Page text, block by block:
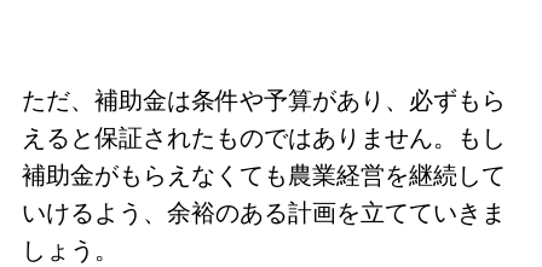
ただ、補助金は条件や予算があり、必ずもら
えると保証されたものではありません。もし
補助金がもらえなくても農業経営を継続して
いけるよう、余裕のある計画を立てていきま
しょう。